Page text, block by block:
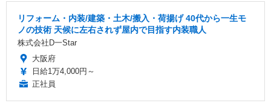
リフォーム・内装/建築・土木/搬入・荷揚げ 40代から一生モ
ノの技術 天候に左右されず屋内で目指す内装職人
株式会社D一Star
大阪府
日給1万4,000円～
正社員